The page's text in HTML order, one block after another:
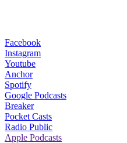
Facebook
Instagram
Youtube
Anchor
Spotify
Google Podcasts
Breaker
Pocket Casts
Radio Public
Apple Podcasts